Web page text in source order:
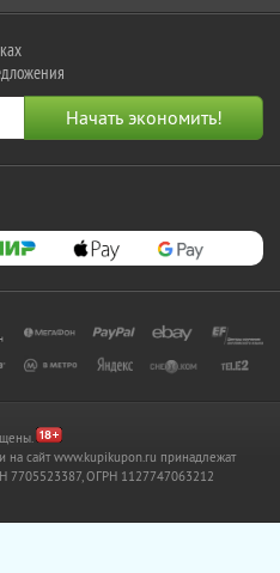
на сайт www.kupikupon.ru принадлежат
7705523387, ОГРН 1127747063212